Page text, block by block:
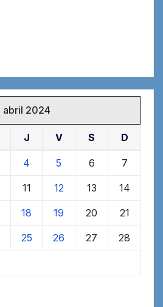
abril 2024
J V S D
4 5 6 7
11 12 13 14
18 19 20 21
25 26 27 28